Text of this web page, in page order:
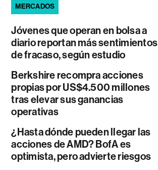
MERCADOS
Jóvenes que operan en bolsa a
diario reportan más sentimientos
de fracaso, según estudio
Berkshire recompra acciones
propias por US$4.500 millones
tras elevar sus ganancias
operativas
¿Hasta dónde pueden llegar las
acciones de AMD? BofA es
optimista, pero advierte riesgos